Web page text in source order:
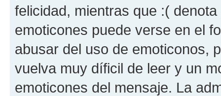
felicidad, mientras que :(
emoticones puede verse en el
abusar del uso de emoticonos,
vuelva muy díficil de leer y un
emoticones del mensaje. La